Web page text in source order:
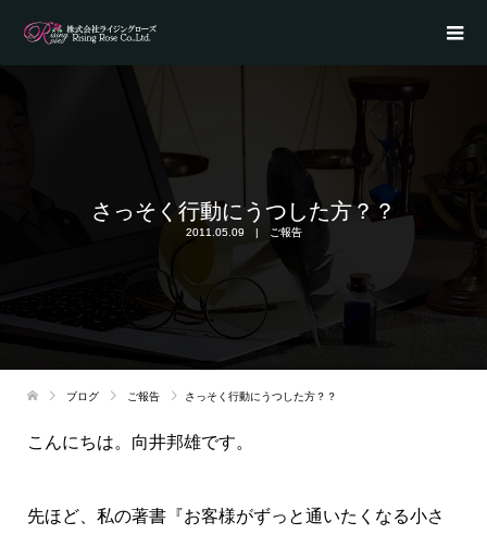
さっそく行動にうつした方？？
2011.05.09 ご報告
ブログ ご報告 さっそく行動にうつした方？？
こんにちは。向井邦雄です。
先ほど、私の著書『お客様がずっと通いたくなる小さ